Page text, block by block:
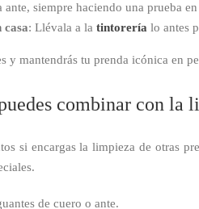
ante, siempre haciendo una prueba
casa: Llévala a la tintorería lo antes
y mantendrás tu prenda icónica en
combinar con la
si encargas la limpieza de otras
de cuero o ante.